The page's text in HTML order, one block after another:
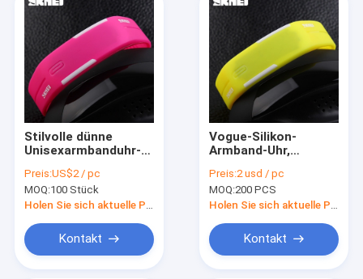
Über uns
Kontakt
Analog-digitale Armbanduhr
Multifunktions-Digitaluhr
Touch Screen Digitaluhr
Stilvolle dünne
Unisexarmbanduhr-
helle
Hintergrundbeleuchtung
LED Digital
Preis:US$2 / pc
MOQ:100 Stück
Holen Sie sich aktuelle Preis
Kontakt
Vogue-Silikon-
Armband-Uhr,
kundenspezifisches
Gummiarmband
Preis:2 usd / pc
MOQ:200 PCS
Holen Sie sich aktuelle Preis
Kontakt